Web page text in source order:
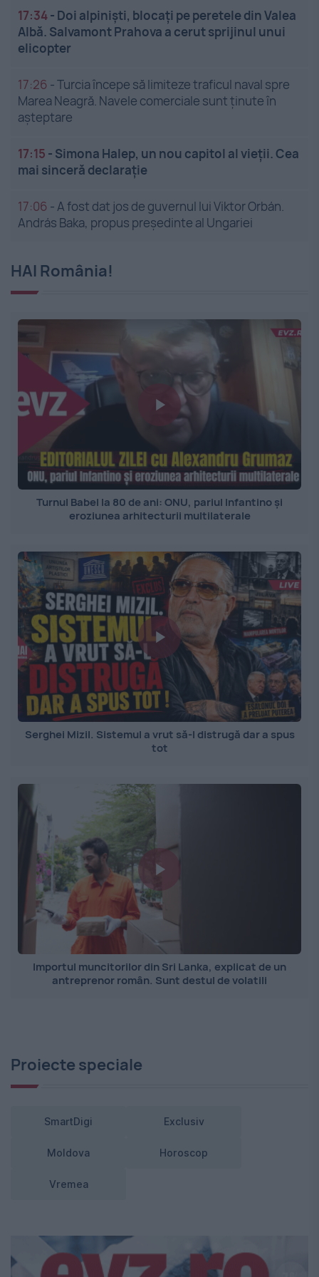
17:34- Doi alpiniști, blocați pe peretele din Valea
Albă. Salvamont Prahova a cerut sprijinul unui
elicopter
17:26 -Turcia începe să limiteze traficul naval spre
Marea Neagră. Navele comerciale sunt ținute în
așteptare
17:15 - Simona Halep, un nou capitol al vieții. Cea
mai sinceră declarație
17:06 -A fost dat jos de guvernul lui Viktor Orbán.
András Baka, propus președinte al Ungariei
HAI România!
Turnul Babel la 80 de ani: ONU, pariul Infantino și
eroziunea arhitecturii multilaterale
Serghei Mizil. Sistemul a vrut să-l distrugă dar a spus
tot
Importul muncitorilor din Sri Lanka, explicat de un
antreprenor român. Sunt destul de volatili
Proiecte speciale
SmartDigi Exclusiv
Moldova Horoscop
Vremea